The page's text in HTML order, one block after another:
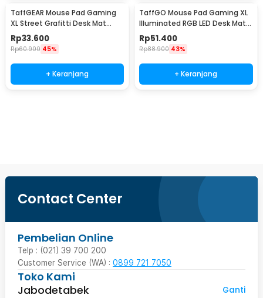
TaffGEAR Mouse Pad Gaming
XL Street Grafitti Desk Mat
900x400x3mm - EI25
Rp33.600
Rp60.900 45%
+ Keranjang
TaffGO Mouse Pad Gaming XL
Illuminated RGB LED Desk Mat
800x300x4mm GMS-WT5
Rp51.400
Rp88.900 43%
+ Keranjang
Contact Center
Pembelian Online
Telp : (021) 39 700 200
Customer Service (WA) : 0899 721 7050
Toko Kami
Jabodetabek
Ganti